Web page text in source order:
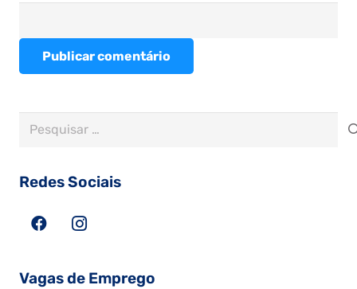
Publicar comentário
Pesquisar
Redes Sociais
Vagas de Emprego